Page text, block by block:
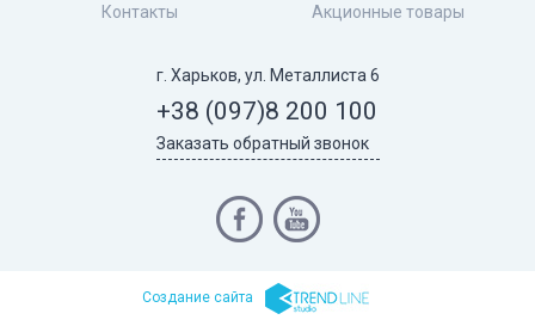
Контакты Акционные товары
г. Харьков, ул. Металлиста 6
+38 (097)8 200 100
Заказать обратный звонок
Cоздание сайта